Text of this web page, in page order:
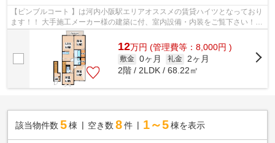
【ピンブルコート 】は河内小阪駅エリアオススメの賃貸ハイツとなっており
ます！！ 大手施工メーカー様の建築に付、室内設備・内装をご覧下さい！新
婚さん・カップルさんにオススメの...
12万円 (管理費等：8,000円 )
敷金 0ヶ月 礼金 2ヶ月
2階 / 2LDK / 68.22㎡
該当物件数 5棟 空き数 8 件 1～5 棟を表示